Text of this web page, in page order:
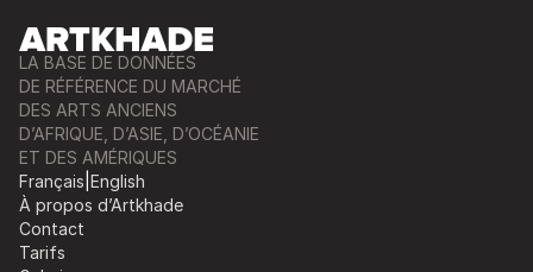
LA BASE DE DONNÉES
DE RÉFÉRENCE DU MARCHÉ
DES ARTS ANCIENS
D’AFRIQUE, D’ASIE, D’OCÉANIE
ET DES AMÉRIQUES
Français English
À propos d’Artkhade
Contact
Tarifs